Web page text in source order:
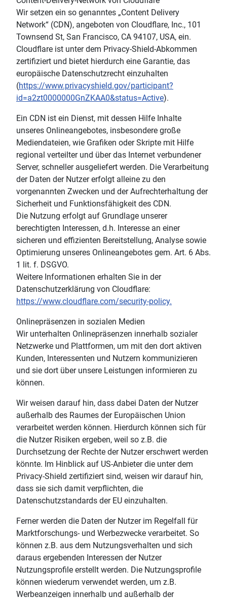
Wir setzen ein so genanntes „Content Delivery
Network“ (CDN), angeboten von Cloudflare, Inc., 101
Townsend St, San Francisco, CA 94107, USA, ein.
Cloudflare ist unter dem Privacy-Shield-Abkommen
zertifiziert und bietet hierdurch eine Garantie, das
europäische Datenschutzrecht einzuhalten
(https://www.privacyshield.gov/participant?
id=a2zt0000000GnZKAA0&status=Active).
Ein CDN ist ein Dienst, mit dessen Hilfe Inhalte
unseres Onlineangebotes, insbesondere große
Mediendateien, wie Grafiken oder Skripte mit Hilfe
regional verteilter und über das Internet verbundener
Server, schneller ausgeliefert werden. Die Verarbeitung
der Daten der Nutzer erfolgt alleine zu den
vorgenannten Zwecken und der Aufrechterhaltung der
Sicherheit und Funktionsfähigkeit des CDN.
Die Nutzung erfolgt auf Grundlage unserer
berechtigten Interessen, d.h. Interesse an einer
sicheren und effizienten Bereitstellung, Analyse sowie
Optimierung unseres Onlineangebotes gem. Art. 6 Abs.
1 lit. f. DSGVO.
Weitere Informationen erhalten Sie in der
Datenschutzerklärung von Cloudflare:
https://www.cloudflare.com/security-policy.
Onlinepräsenzen in sozialen Medien
Wir unterhalten Onlinepräsenzen innerhalb sozialer
Netzwerke und Plattformen, um mit den dort aktiven
Kunden, Interessenten und Nutzern kommunizieren
und sie dort über unsere Leistungen informieren zu
können.
Wir weisen darauf hin, dass dabei Daten der Nutzer
außerhalb des Raumes der Europäischen Union
verarbeitet werden können. Hierdurch können sich für
die Nutzer Risiken ergeben, weil so z.B. die
Durchsetzung der Rechte der Nutzer erschwert werden
könnte. Im Hinblick auf US-Anbieter die unter dem
Privacy-Shield zertifiziert sind, weisen wir darauf hin,
dass sie sich damit verpflichten, die
Datenschutzstandards der EU einzuhalten.
Ferner werden die Daten der Nutzer im Regelfall für
Marktforschungs- und Werbezwecke verarbeitet. So
können z.B. aus dem Nutzungsverhalten und sich
daraus ergebenden Interessen der Nutzer
Nutzungsprofile erstellt werden. Die Nutzungsprofile
können wiederum verwendet werden, um z.B.
Werbeanzeigen innerhalb und außerhalb der